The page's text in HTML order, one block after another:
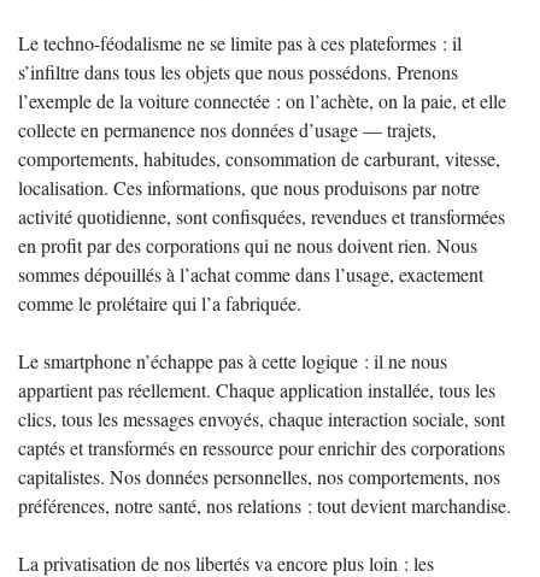
Le techno-féodalisme ne se limite pas à ces plateformes : il
s’infiltre dans tous les objets que nous possédons. Prenons
l’exemple de la voiture connectée : on l’achète, on la paie, et elle
collecte en permanence nos données d’usage — trajets,
comportements, habitudes, consommation de carburant, vitesse,
localisation. Ces informations, que nous produisons par notre
activité quotidienne, sont confisquées, revendues et transformées
en profit par des corporations qui ne nous doivent rien. Nous
sommes dépouillés à l’achat comme dans l’usage, exactement
comme le prolétaire qui l’a fabriquée.
Le smartphone n’échappe pas à cette logique : il ne nous
appartient pas réellement. Chaque application installée, tous les
clics, tous les messages envoyés, chaque interaction sociale, sont
captés et transformés en ressource pour enrichir des corporations
capitalistes. Nos données personnelles, nos comportements, nos
préférences, notre santé, nos relations : tout devient marchandise.
La privatisation de nos libertés va encore plus loin : les